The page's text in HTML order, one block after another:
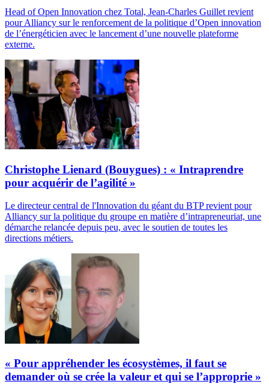
Head of Open Innovation chez Total, Jean-Charles Guillet revient
pour Alliancy sur le renforcement de la politique d’Open innovation
de l’énergéticien avec le lancement d’une nouvelle plateforme
externe.
Christophe Lienard (Bouygues) : « Intraprendre
pour acquérir de l’agilité »
Le directeur central de l'Innovation du géant du BTP revient pour
Alliancy sur la politique du groupe en matière d’intrapreneuriat, une
démarche relancée depuis peu, avec le soutien de toutes les
directions métiers.
« Pour appréhender les écosystèmes, il faut se
demander où se crée la valeur et qui se l’approprie »